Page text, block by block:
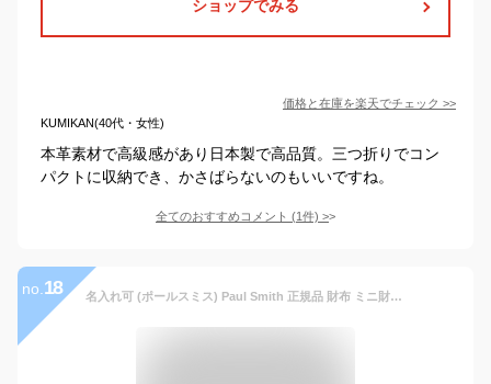
ショップでみる
価格と在庫を楽天でチェック >>
KUMIKAN(40代・女性)
本革素材で高級感があり日本製で高品質。三つ折りでコン
パクトに収納でき、かさばらないのもいいですね。
全てのおすすめコメント (1件) >
no. 18 名入れ可 (ポールスミス) Paul Smith 正規品 財布 ミニ財布 3つ折り財布 ストライプポイント 牛革 レザー 小銭入れあり ショップバッグ付 (名入れなし, ブラック)